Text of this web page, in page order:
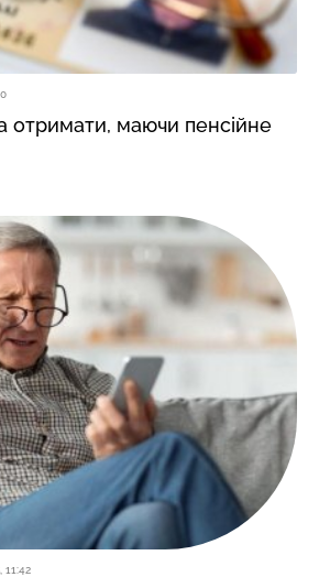
отримати, маючи пенсійне
11:42